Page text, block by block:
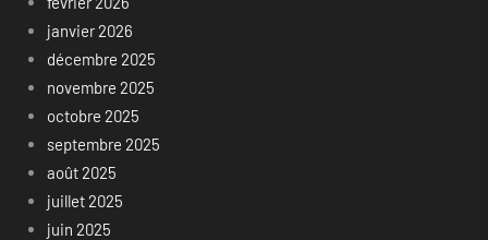
janvier 2026
décembre 2025
novembre 2025
octobre 2025
septembre 2025
août 2025
juillet 2025
juin 2025